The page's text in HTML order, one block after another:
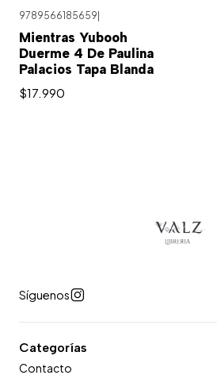
9789566185659
Mientras Yubooh
Duerme 4 De Paulina
Palacios Tapa Blanda
$17.990
Síguenos
Categorías
Contacto